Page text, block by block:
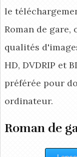
le
Roman de
qualités
HD, DVDRIP et
préférée pour
ordinateur.
Roman de